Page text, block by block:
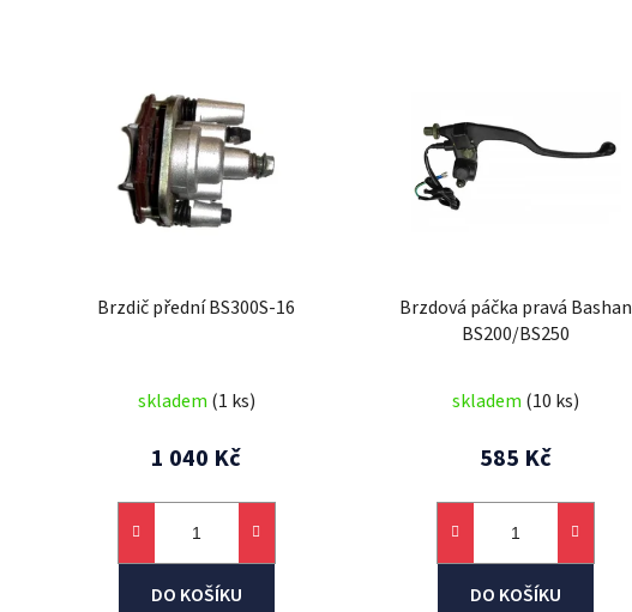
Brzdič přední BS300S-16
skladem (1 ks)
1 040 Kč
DO KOŠÍKU
Brzdová páčka pravá Bashan
BS200/BS250
skladem (10 ks)
585 Kč
DO KOŠÍKU